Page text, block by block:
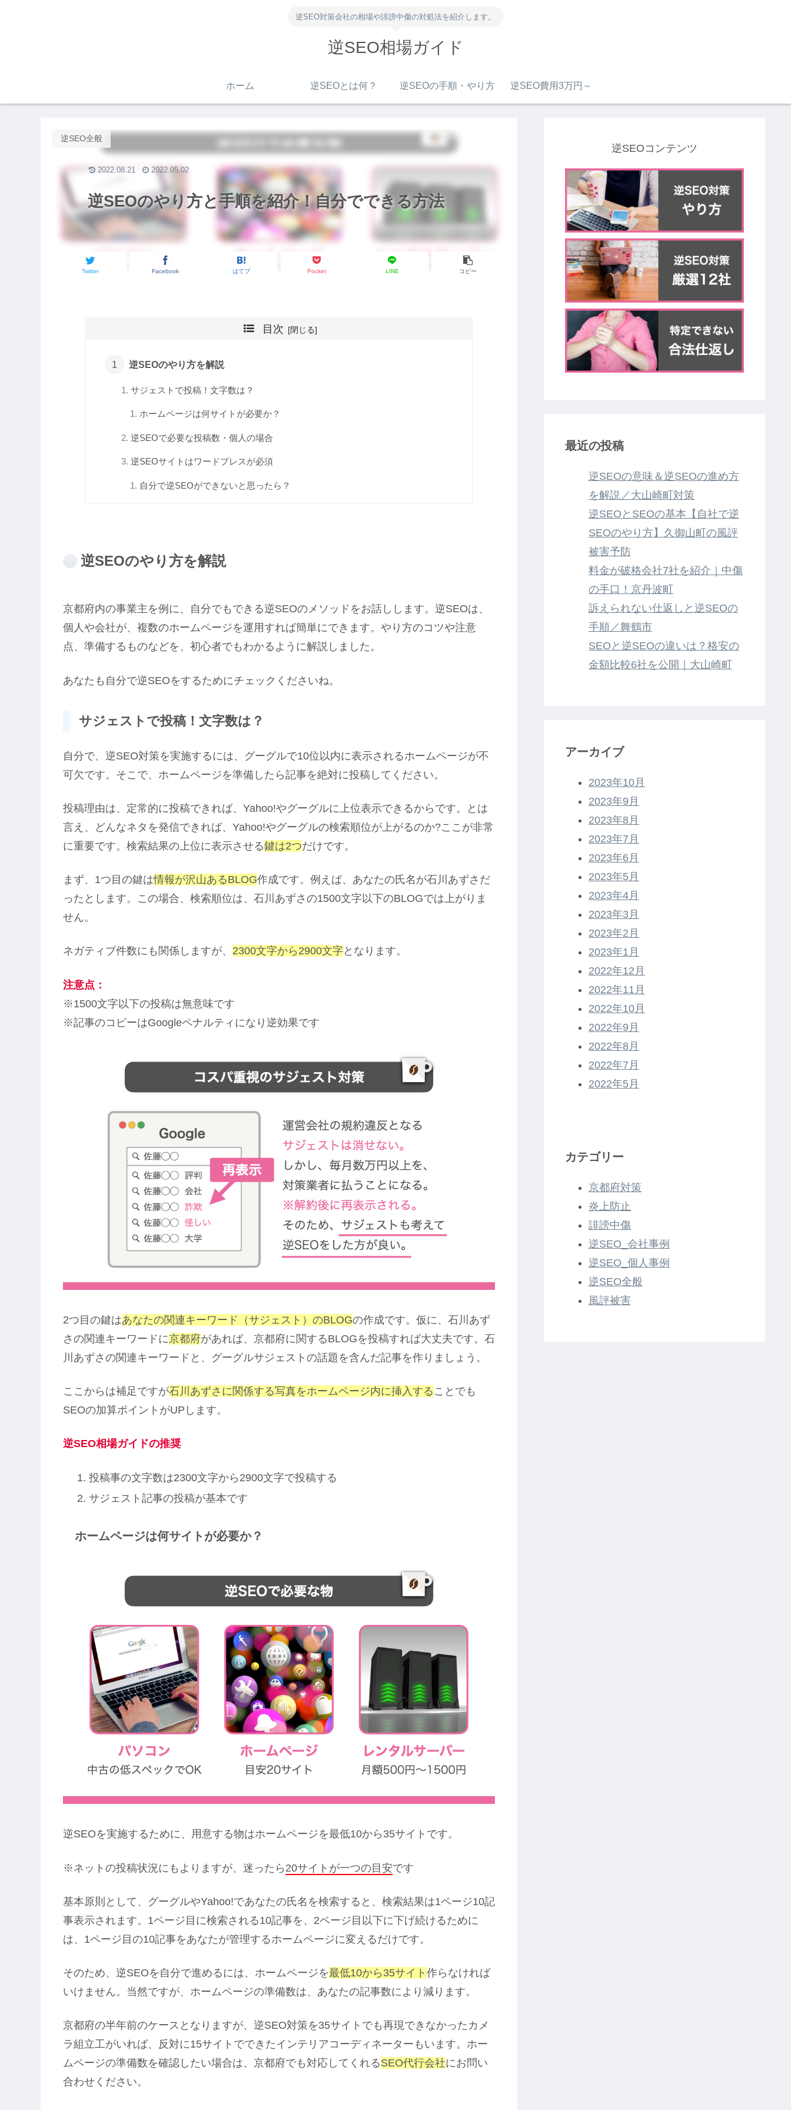
逆SEO対策会社の相場や誹謗中傷の対処法を紹介します。
逆SEO相場ガイド
ホーム 逆SEOとは何？ 逆SEOの手順・やり方 逆SEO費用3万円～
逆SEOのやり方と手順を紹介！自分でできる方法
逆SEO全般
Twitter Facebook はてブ Pocket LINE コピー
2022.08.21 2022.05.02
目次
逆SEOのやり方を解説
サジェストで投稿！文字数は？
ホームページは何サイトが必要か？
逆SEOで必要な投稿数・個人の場合
逆SEOサイトはワードプレスが必須
自分で逆SEOができないと思ったら？
逆SEOのやり方を解説
京都府内の事業主を例に、自分でもできる逆SEOのメソッドをお話しします。逆SEOは、
個人や会社が、複数のホームページを運用すれば簡単にできます。やり方のコツや注意
点、準備するものなどを、初心者でもわかるように解説しました。
あなたも自分で逆SEOをするためにチェックくださいね。
サジェストで投稿！文字数は？
自分で、逆SEO対策を実施するには、グーグルで10位以内に表示されるホームページが不
可欠です。そこで、ホームページを準備したら記事を絶対に投稿してください。
投稿理由は、定常的に投稿できれば、Yahoo!やグーグルに上位表示できるからです。とは
言え、どんなネタを発信できれば、Yahoo!やグーグルの検索順位が上がるのか?ここが非常
に重要です。検索結果の上位に表示させる鍵は2つだけです。
まず、1つ目の鍵は情報が沢山あるBLOG作成です。例えば、あなたの氏名が石川あずさだ
ったとします。この場合、検索順位は、石川あずさの1500文字以下のBLOGでは上がりま
せん。
ネガティブ件数にも関係しますが、 2300文字から2900文字となります。
注意点：
※1500文字以下の投稿は無意味です
※記事のコピーはGoogleペナルティになり逆効果です
2つ目の鍵はあなたの関連キーワード（サジェスト）のBLOGの作成です。仮に、石川あず
さの関連キーワードに京都府があれば、京都府に関するBLOGを投稿すれば大丈夫です。石
川あずさの関連キーワードと、グーグルサジェストの話題を含んだ記事を作りましょう。
ここからは補足ですが石川あずさに関係する写真をホームページ内に挿入する ことでも
SEOの加算ポイントがUPします。
逆SEO相場ガイドの推奨
投稿事の文字数は2300文字から2900文字で投稿する
サジェスト記事の投稿が基本です
ホームページは何サイトが必要か？
逆SEOを実施するために、用意する物はホームページを最低10から35サイトです。
※ネットの投稿状況にもよりますが、迷ったら 20サイトが一つの目安です
基本原則として、グーグルやYahoo!であなたの氏名を検索すると、検索結果は1ページ10記
事表示されます。1ページ目に検索される10記事を、2ページ目以下に下げ続けるために
は、1ページ目の10記事をあなたが管理するホームページに変えるだけです。
そのため、逆SEOを自分で進めるには、ホームページを最低10から35サイト 作らなければ
いけません。当然ですが、ホームページの準備数は、あなたの記事数により減ります。
京都府の半年前のケースとなりますが、逆SEO対策を35サイトでも再現できなかったカメ
ラ組立工がいれば、反対に15サイトでできたインテリアコーディネーターもいます。ホー
ムページの準備数を確認したい場合は、京都府でも対応してくれるSEO代行会社にお問い
合わせください。
逆SEOコンテンツ
最近の投稿
逆SEOの意味＆逆SEOの進め方
を解説／大山崎町対策
逆SEOとSEOの基本【自社で逆
SEOのやり方】久御山町の風評
被害予防
料金が破格会社7社を紹介｜中傷
の手口！京丹波町
訴えられない仕返しと逆SEOの
手順／舞鶴市
SEOと逆SEOの違いは？格安の
金額比較6社を公開｜大山崎町
アーカイブ
2023年10月
2023年9月
2023年8月
2023年7月
2023年6月
2023年5月
2023年4月
2023年3月
2023年2月
2023年1月
2022年12月
2022年11月
2022年10月
2022年9月
2022年8月
2022年7月
2022年5月
カテゴリー
京都府対策
炎上防止
誹謗中傷
逆SEO_会社事例
逆SEO_個人事例
逆SEO全般
風評被害